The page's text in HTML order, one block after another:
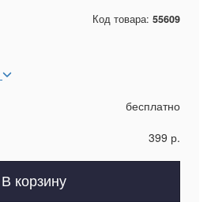
Код товара: 55609
бесплатно
399 р.
В корзину